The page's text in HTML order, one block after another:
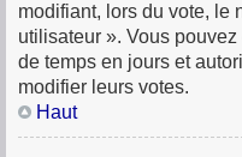
modifiant, lors du vote, le
utilisateur ». Vous
de temps en jours et
modifier leurs votes.
Haut